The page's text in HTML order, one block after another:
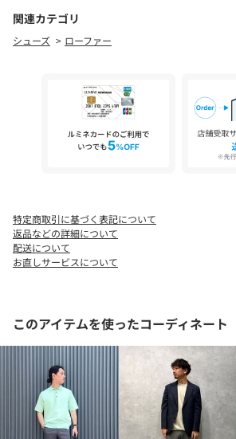
※濡れた後のケアについて
・表面に付いた水分をふき取る。
【注意事項】
※シューズの重量は、シューズ本体のみ両足
も、発送させて頂いております。予めご了承
※商品を使用前に、タグ等に記載されている
書き」、「洗濯表示」を必ずご確認ください
※商品画像は、光の当たり具合やパソコンな
※商品の色味の目安は、商品単体の画像をご
<価格改定のお知らせ>
本商品は価格改定を実施させていただきまし
そのため、本サイト内に明記した価格と異
された状態でお客様のお手元にお届けさせ
いますので、あらかじめご了承ください。
関連カテゴリ
シューズ ローファー
特定商取引に基づく表記について
返品などの詳細について
配送について
お直しサービスについて
このアイテムを使ったコーディネート